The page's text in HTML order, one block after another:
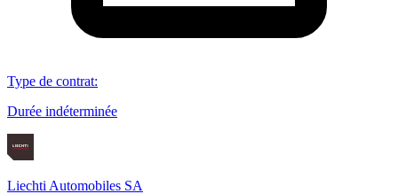
Type de contrat:
Durée indéterminée
Liechti Automobiles SA